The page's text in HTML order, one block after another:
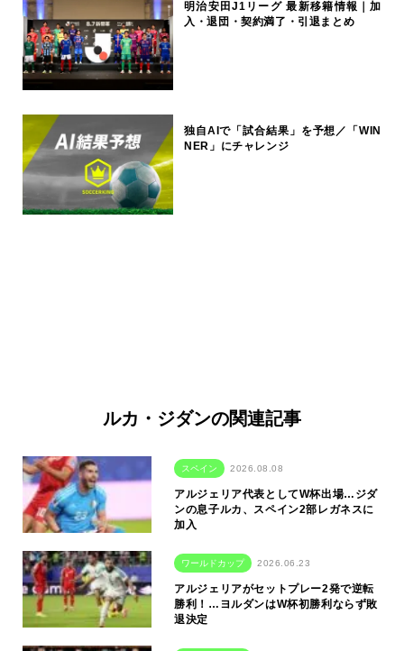
明治安田J1リーグ 最新移籍情報｜加
入・退団・契約満了・引退まとめ
独自AIで「試合結果」を予想／「WIN
NER」にチャレンジ
ルカ・ジダンの関連記事
スペイン 2026.08.08
アルジェリア代表としてW杯出場…ジダ
ンの息子ルカ、スペイン2部レガネスに
加入
ワールドカップ 2026.06.23
アルジェリアがセットプレー2発で逆転
勝利！…ヨルダンはW杯初勝利ならず敗
退決定